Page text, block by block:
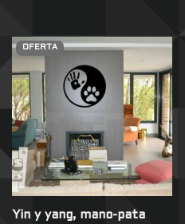
OFERTA
Yin y yang, mano-pata